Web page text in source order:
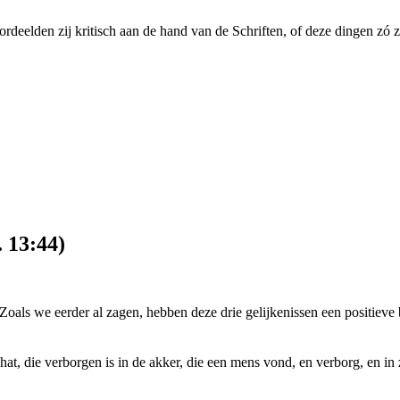
zij kritisch aan de hand van de Schriften, of deze dingen zó
13:44)
we eerder al zagen, hebben deze drie gelijkenissen een
die verborgen is in de akker, die een mens vond, en verborg, en